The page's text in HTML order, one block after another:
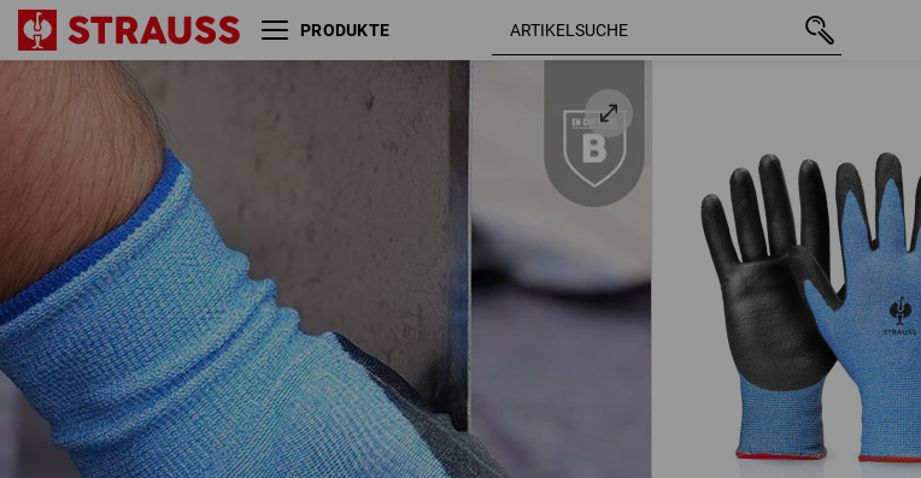
PRODUKTE
PU-Schnittschutzhandschuhe
Comfort-Skin cut B
6